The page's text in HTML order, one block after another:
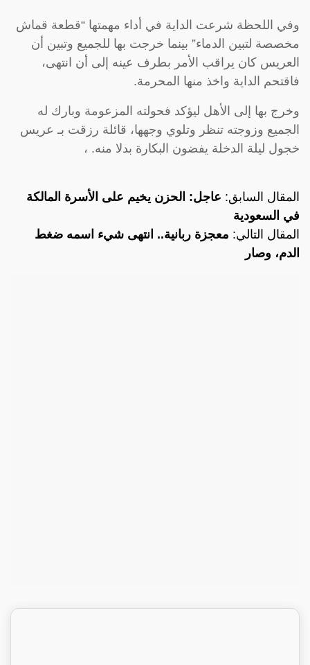
وفي اللحظة شرعت الداية في أداء مهمتها “قطعة قماش
مخصصة لتبين الدماء” بينما خرجت بها للجميع وتبين أن
العريس كان يراقب الأمر بطرف عينه إلى أن انتهى،
فاقتحم الداية واخذ منها المحرمة.
وخرج بها إلى الأهل ليؤكد فحولته المزعومة وبارك له
الجميع وزوجته تنظر وتلوي وجهها، قائلة رزقت بـ عريس
خجول ليلة الدخلة يفضون البكارة بدلا منه. ،
المقال السابق: عاجل: الحزن يخيم على الأسرة المالكة
في السعودية
المقال التالي: معجزة ربانية.. انتهى شيء اسمه ضغط
الدم، وصار